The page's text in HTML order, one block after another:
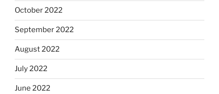
October 2022
September 2022
August 2022
July 2022
June 2022